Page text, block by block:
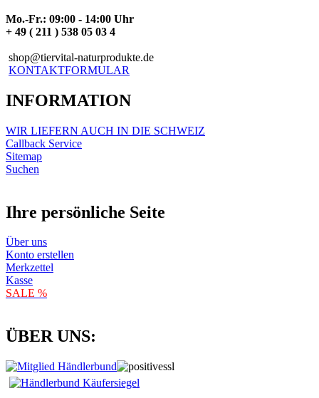
Mo.-Fr.: 09:00 - 14:00 Uhr
+ 49 ( 211 ) 538 05 03 4
shop@tiervital-naturprodukte.de
KONTAKTFORMULAR
INFORMATION
WIR LIEFERN AUCH IN DIE SCHWEIZ
Callback Service
Sitemap
Suchen
Ihre persönliche Seite
Über uns
Konto erstellen
Merkzettel
Kasse
SALE %
ÜBER UNS: